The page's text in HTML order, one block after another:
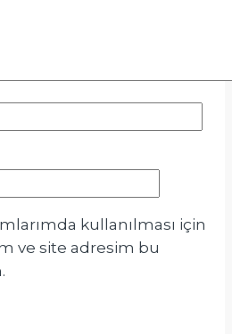
kullanılması için
ve site adresim bu